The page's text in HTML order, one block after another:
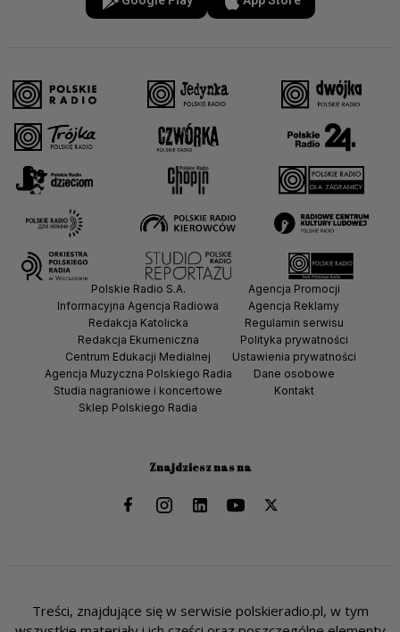
Znajdziesz nas na
Polskie Radio S.A.
Informacyjna Agencja Radiowa
Redakcja Katolicka
Redakcja Ekumeniczna
Centrum Edukacji Medialnej
Agencja Muzyczna Polskiego Radia
Studia nagraniowe i koncertowe
Sklep Polskiego Radia
Agencja Promocji
Agencja Reklamy
Regulamin serwisu
Polityka prywatności
Ustawienia prywatności
Dane osobowe
Kontakt
Treści, znajdujące się w serwisie polskieradio.pl, w tym